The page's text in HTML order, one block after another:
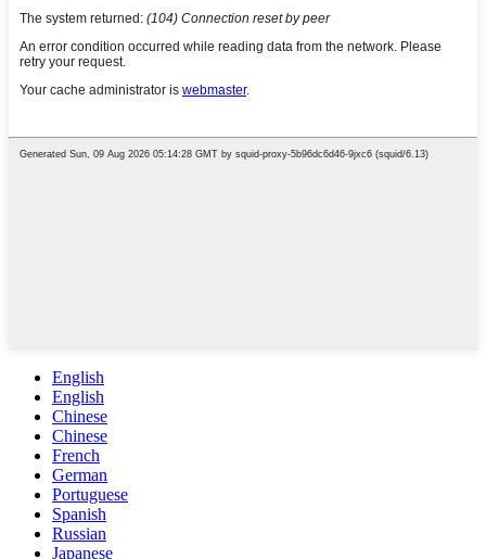
English
English
Chinese
Chinese
French
German
Portuguese
Spanish
Russian
Japanese